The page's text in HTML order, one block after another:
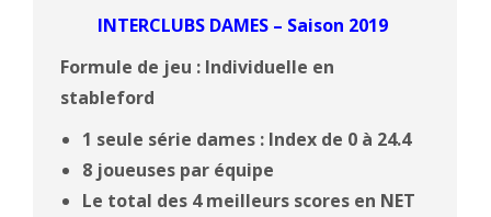
INTERCLUBS DAMES – Saison 2019
Formule de jeu : Individuelle en
stableford
1 seule série dames : Index de 0 à 24.4
8 joueuses par équipe
Le total des 4 meilleurs scores en NET